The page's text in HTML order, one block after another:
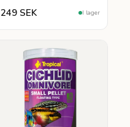
249 SEK I lager